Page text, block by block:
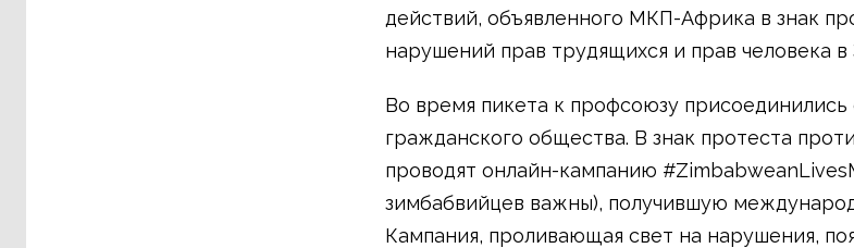
действий, объявленного МКП-Африка в знак
нарушений прав трудящихся и прав человека в
Во время пикета к профсоюзу присоединились
гражданского общества. В знак протеста
проводят онлайн-кампанию
зимбабвийцев важны), получившую
Кампания, проливающая свет на нарушения,